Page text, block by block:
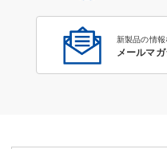
新製品の情
メールマ